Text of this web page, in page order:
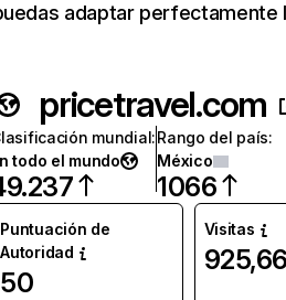
adaptar perfectamente
pricetravel.com
mundial:
todo el mundo
Rango del país:
México
1066
Puntuación de
Autoridad
50
Visitas